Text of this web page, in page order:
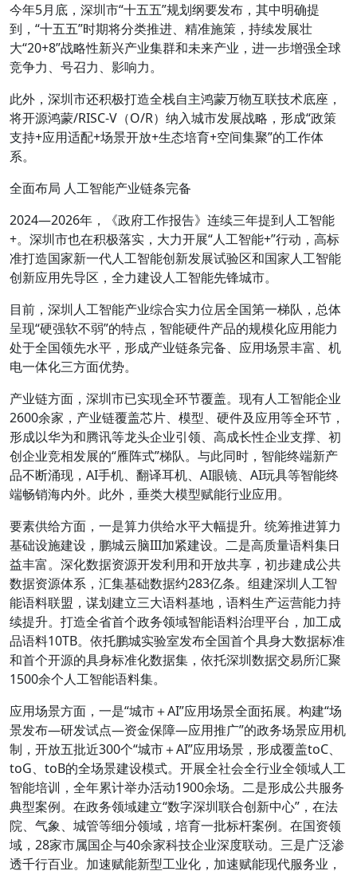
今年5月底，深圳市“十五五”规划纲要发布，其中明确提
到，“十五五”时期将分类推进、精准施策，持续发展壮
大“20+8”战略性新兴产业集群和未来产业，进一步增强全球
竞争力、号召力、影响力。
此外，深圳市还积极打造全栈自主鸿蒙万物互联技术底座，
将开源鸿蒙/RISC-V（O/R）纳入城市发展战略，形成“政策
支持+应用适配+场景开放+生态培育+空间集聚”的工作体
系。
全面布局 人工智能产业链条完备
2024—2026年，《政府工作报告》连续三年提到人工智能
+。深圳市也在积极落实，大力开展“人工智能+”行动，高标
准打造国家新一代人工智能创新发展试验区和国家人工智能
创新应用先导区，全力建设人工智能先锋城市。
目前，深圳人工智能产业综合实力位居全国第一梯队，总体
呈现“硬强软不弱”的特点，智能硬件产品的规模化应用能力
处于全国领先水平，形成产业链条完备、应用场景丰富、机
电一体化三方面优势。
产业链方面，深圳市已实现全环节覆盖。现有人工智能企业
2600余家，产业链覆盖芯片、模型、硬件及应用等全环节，
形成以华为和腾讯等龙头企业引领、高成长性企业支撑、初
创企业竞相发展的“雁阵式”梯队。与此同时，智能终端新产
品不断涌现，AI手机、翻译耳机、AI眼镜、AI玩具等智能终
端畅销海内外。此外，垂类大模型赋能行业应用。
要素供给方面，一是算力供给水平大幅提升。统筹推进算力
基础设施建设，鹏城云脑III加紧建设。二是高质量语料集日
益丰富。深化数据资源开发利用和开放共享，初步建成公共
数据资源体系，汇集基础数据约283亿条。组建深圳人工智
能语料联盟，谋划建立三大语料基地，语料生产运营能力持
续提升。打造全省首个政务领域智能语料治理平台，加工成
品语料10TB。依托鹏城实验室发布全国首个具身大数据标准
和首个开源的具身标准化数据集，依托深圳数据交易所汇聚
1500余个人工智能语料集。
应用场景方面，一是“城市＋AI”应用场景全面拓展。构建“场
景发布—研发试点—资金保障—应用推广”的政务场景应用机
制，开放五批近300个“城市＋AI”应用场景，形成覆盖toC、
toG、toB的全场景建设模式。开展全社会全行业全领域人工
智能培训，全年累计举办活动1900余场。二是形成公共服务
典型案例。在政务领域建立“数字深圳联合创新中心”，在法
院、气象、城管等细分领域，培育一批标杆案例。在国资领
域，28家市属国企与40余家科技企业深度联动。三是广泛渗
透千行百业。加速赋能新型工业化，加速赋能现代服务业，